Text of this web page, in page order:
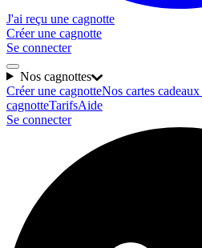
J'ai reçu une cagnotte
Créer une cagnotte
Se connecter
Nos cagnottes
Créer une cagnotteNos cartes cadeaux
cagnotteTarifsAide
Se connecter